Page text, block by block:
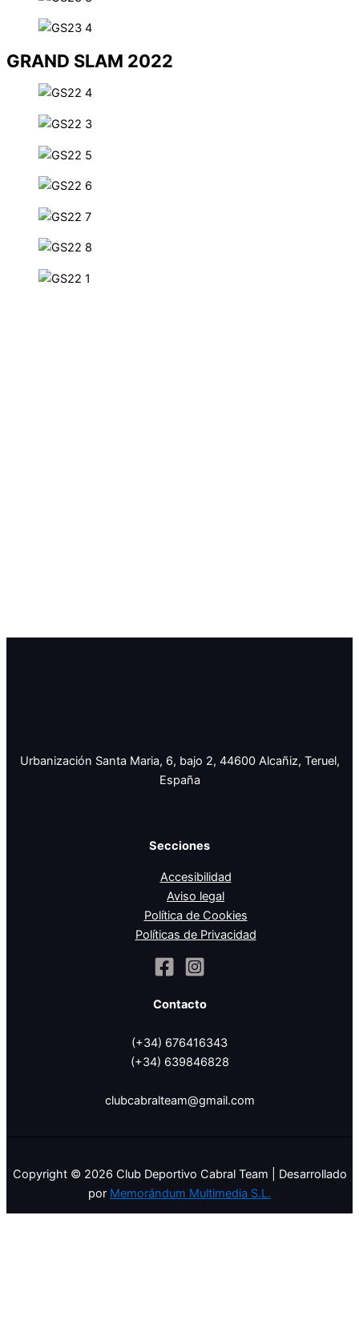
GRAND SLAM 2022
Urbanización Santa Maria, 6, bajo 2, 44600 Alcañiz, Teruel,
España
Secciones
Accesibilidad
Aviso legal
Política de Cookies
Políticas de Privacidad
Contacto
(+34) 676416343
(+34) 639846828
clubcabralteam@gmail.com
Copyright © 2026 Club Deportivo Cabral Team | Desarrollado
por Memorándum Multimedia S.L.